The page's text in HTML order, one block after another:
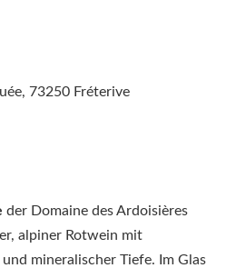
der Domaine des Ardoisières
alpiner Rotwein mit
mineralischer Tiefe. Im Glas
73250 Fréterive